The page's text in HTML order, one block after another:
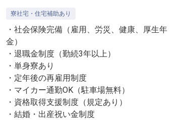
寮社宅・住宅補助あり
・社会保険完備（雇用、労災、健康、厚生年
金）
・退職金制度（勤続3年以上）
・単身寮あり
・定年後の再雇用制度
・マイカー通勤OK（駐車場無料）
・資格取得支援制度（規定あり）
・結婚・出産祝い金制度